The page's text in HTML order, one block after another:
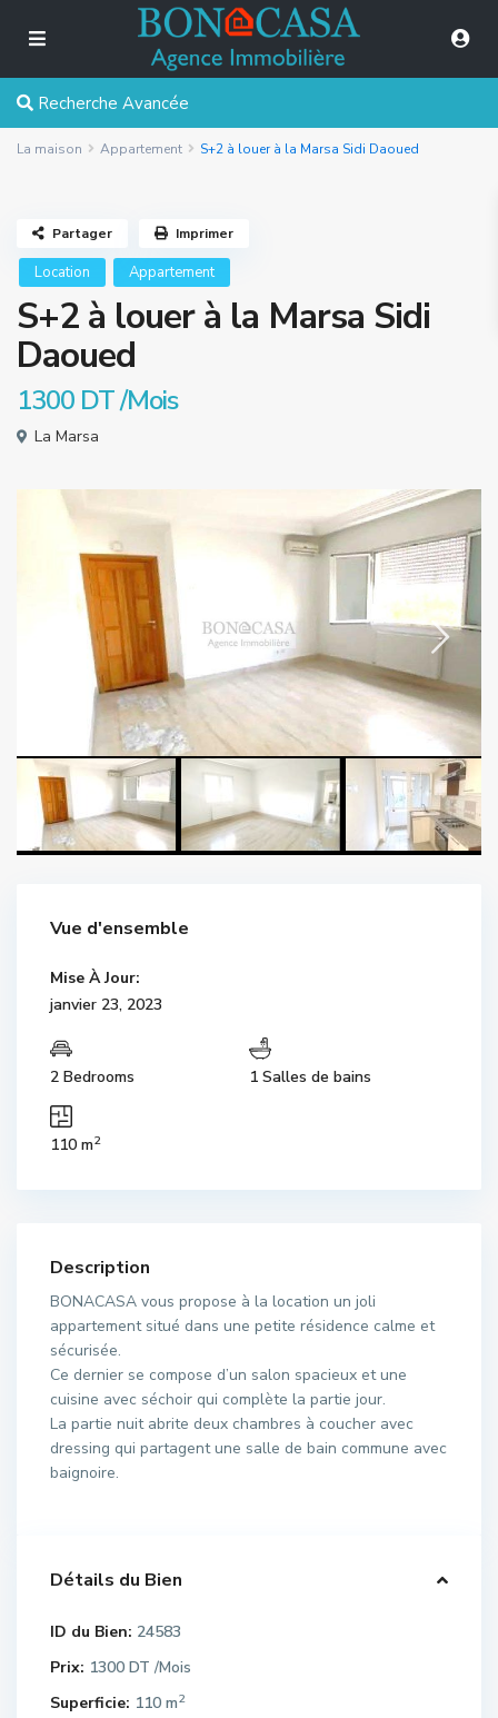
Recherche Avancée
La maison Appartement S+2 à louer à la Marsa Sidi Daoued
Location Appartement
S+2 à louer à la Marsa Sidi
Daoued
1300 DT/Mois
La Marsa
Partager Imprimer
Vue d'ensemble
Mise À Jour:
janvier 23, 2023
2 Bedrooms 1 Salles de bains
110 m2
Description
BONACASA vous propose à la location un joli
appartement situé dans une petite résidence calme et
sécurisée.
Ce dernier se compose d’un salon spacieux et une
cuisine avec séchoir qui complète la partie jour.
La partie nuit abrite deux chambres à coucher avec
dressing qui partagent une salle de bain commune avec
baignoire.
Détails du Bien
ID du Bien: 24583
Prix: 1300 DT /Mois
Superficie: 110 m2